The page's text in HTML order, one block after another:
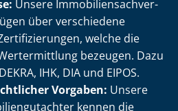
Unsere Im­mo­bi­li­en­sach­ver­
über verschiedene
welche die
bezeugen. Dazu
IHK, DIA und EIPOS.
Vorgaben: Unsere
kennen die